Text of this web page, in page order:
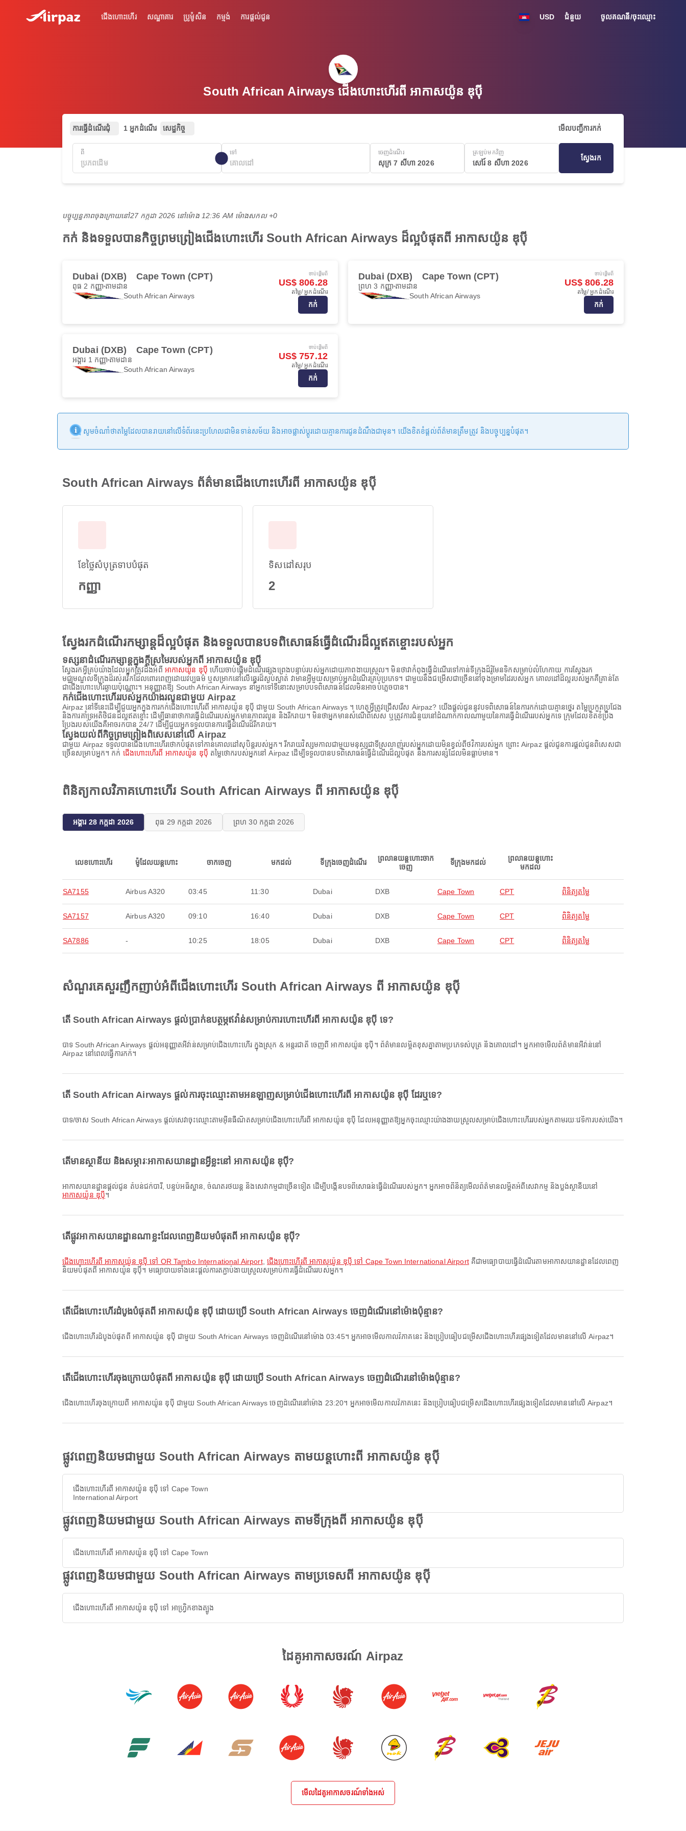
ជើងហោះហើរ សណ្ឋាគារ ប្រូម៉ូសិន កម្មង់ ការផ្តល់ជូន USD ជំនួយ ចូលគណនី/ចុះឈ្មោះ
South African Airways ជើងហោះហើរពី អាកាសយ៉ូន ឌុប៉ី
ការធ្វើដំណើរជុំ 1 អ្នកដំណើរ សេដ្ឋកិច្ច មើលបញ្ជីការកក់
ពី ទៅ ចេញដំណើរ
សុក្រ 7 សីហា 2026
ត្រឡប់មកវិញ
សៅរ៍ 8 សីហា 2026
ស្វែងរក
បច្ចុប្បន្នភាពចុងក្រោយនៅ27 កក្កដា 2026 នៅ​ម៉ោង 12:36 AM ម៉ោង​សកល +0
កក់ និងទទួលបានកិច្ចព្រមព្រៀងជើងហោះហើរ South African Airways ដ៏ល្អបំផុតពី អាកាសយ៉ូន ឌុប៉ី
Dubai (DXB) Cape Town (CPT)
ពុធ 2 កញ្ញា តាមដាន
South African Airways
ចាប់ផ្ដើមពី
US$ 806.28
តម្លៃ/ អ្នកដំណើរ
កក់
Dubai (DXB) Cape Town (CPT)
ព្រហ 3 កញ្ញា តាមដាន
South African Airways
ចាប់ផ្ដើមពី
US$ 806.28
តម្លៃ/ អ្នកដំណើរ
កក់
Dubai (DXB) Cape Town (CPT)
អង្គារ 1 កញ្ញា តាមដាន
South African Airways
ចាប់ផ្ដើមពី
US$ 757.12
តម្លៃ/ អ្នកដំណើរ
កក់
សូមចំណាំថាតម្លៃដែលបានរាយនៅលើទំព័រនេះប្រហែលជាមិនទាន់សម័យ និងអាចផ្លាស់ប្តូរដោយគ្មានការជូនដំណឹងជាមុន។ យើងខិតខំផ្តល់ព័ត៌មានត្រឹមត្រូវ និងបច្ចុប្បន្នបំផុត។
South African Airways ព័ត៌មានជើងហោះហើរពី អាកាសយ៉ូន ឌុប៉ី
ខែថ្លៃសំបុត្រទាបបំផុត
កញ្ញា
ទិសដៅសរុប
2
ស្វែងរកដំណើរកម្សាន្តដ៏ល្អបំផុត និងទទួលបានបទពិសោធន៍ធ្វើដំណើរដ៏ល្អឥតខ្ចោះរបស់អ្នក
ទស្សនាដំណើរកម្សាន្តក្នុងក្តីស្រមៃរបស់អ្នកពី អាកាសយ៉ូន ឌុប៉ី
ស្វែងរកអ្វីគ្រប់យ៉ាងដែលអ្នកត្រូវដឹងអំពី អាកាសយ៉ូន ឌុប៉ី ហើយចាប់ផ្តើមដំណើរផ្សងព្រេងបន្ទាប់របស់អ្នកដោយភាពងាយស្រួល។ មិនថាវាកំពុងធ្វើដំណើរទៅកាន់ទីក្រុងដ៏រ៉ូមែនទិកសម្រាប់លំហែកាយ ការស្វែងរក
មជ្ឈមណ្ឌលទីក្រុងដ៏រស់រវើកដែលពោរពេញដោយវប្បធម៌ ឬសម្រាកនៅលើឆ្នេរដ៏ស្ងប់ស្ងាត់ វាមានអ្វីមួយសម្រាប់អ្នកដំណើរគ្រប់ប្រភេទ។ ជាមួយនឹងជម្រើសជាច្រើននៅចុងម្រាមដៃរបស់អ្នក គោលដៅដ៏ល្អរបស់អ្នកគឺគ្រាន់តែ
ជាជើងហោះហើរឆ្ងាយប៉ុណ្ណោះ។ អនុញ្ញាតឱ្យ South African Airways នាំអ្នកទៅទីនោះសម្រាប់បទពិសោធន៍ដែលមិនអាចបំភ្លេចបាន។
កក់ជើងហោះហើររបស់អ្នកយ៉ាងរលូនជាមួយ Airpaz
Airpaz នៅទីនេះដើម្បីជួយអ្នកក្នុងការកក់ជើងហោះហើរពី អាកាសយ៉ូន ឌុប៉ី ជាមួយ South African Airways ។ ហេតុអ្វីត្រូវជ្រើសរើស Airpaz? យើងផ្តល់ជូននូវបទពិសោធន៍នៃការកក់ដោយគ្មានថ្នេរ តម្លៃប្រកួតប្រជែង
និងការគាំទ្រអតិថិជនដ៏ល្អឥតខ្ចោះ ដើម្បីធានាថាការធ្វើដំណើររបស់អ្នកមានភាពរលូន និងរីករាយ។ មិនថាអ្នកមានសំណើពិសេស ឬត្រូវការជំនួយនៅដំណាក់កាលណាមួយនៃការធ្វើដំណើររបស់អ្នកទេ ក្រុមដែលខិតខំប្រឹង
ប្រែងរបស់យើងគឺអាចរកបាន 24/7 ដើម្បីជួយអ្នកទទួលបានការធ្វើដំណើរដ៏រីករាយ។
ស្វែងយល់ពីកិច្ចព្រមព្រៀងពិសេសនៅលើ Airpaz
ជាមួយ Airpaz ទទួលបានជើងហោះហើរថោកបំផុតទៅកាន់គោលដៅសុបិន្តរបស់អ្នក។ រីករាយវិស្សមកាលជាមួយមនុស្សជាទីស្រលាញ់របស់អ្នកដោយមិនខ្វល់ពីថវិការបស់អ្នក ព្រោះ Airpaz ផ្តល់ជូនការផ្តល់ជូនពិសេសជា
ច្រើនសម្រាប់អ្នក។ កក់ ជើងហោះហើរពី អាកាសយ៉ូន ឌុប៉ី តម្លៃថោករបស់អ្នកនៅ Airpaz ដើម្បីទទួលបានបទពិសោធន៍ធ្វើដំណើរដ៏ល្អបំផុត និងការសន្សំដែលមិនធ្លាប់មាន។
ពិនិត្យកាលវិភាគហោះហើរ South African Airways ពី អាកាសយ៉ូន ឌុប៉ី
អង្គារ 28 កក្កដា 2026 ពុធ 29 កក្កដា 2026 ព្រហ 30 កក្កដា 2026
លេខហោះហើរ ម៉ូដែលយន្តហោះ ចាកចេញ មកដល់ ទីក្រុងចេញដំណើរ
ព្រលានយន្តហោះចាក
ចេញ
ទីក្រុងមកដល់
ព្រលានយន្តហោះ
មកដល់
SA7155 Airbus A320 03:45 11:30 Dubai DXB Cape Town CPT ពិនិត្យតម្លៃ
SA7157 Airbus A320 09:10 16:40 Dubai DXB Cape Town CPT ពិនិត្យតម្លៃ
SA7886 - 10:25 18:05 Dubai DXB Cape Town CPT ពិនិត្យតម្លៃ
សំណួរគេសួរញឹកញាប់អំពីជើងហោះហើរ South African Airways ពី អាកាសយ៉ូន ឌុប៉ី
តើ South African Airways ផ្តល់ប្រាក់ឧបត្ថម្ភឥវ៉ាន់សម្រាប់ការហោះហើរពី អាកាសយ៉ូន ឌុប៉ី ទេ?
បាទ South African Airways ផ្តល់អនុញ្ញាតអីវ៉ាន់សម្រាប់ជើងហោះហើរ ក្នុងស្រុក & អន្តរជាតិ ចេញពី អាកាសយ៉ូន ឌុប៉ី។ ព័ត៌មានលម្អិតខុសគ្នាតាមប្រភេទសំបុត្រ និងគោលដៅ។ អ្នកអាចមើលព័ត៌មានអីវ៉ាន់នៅ
Airpaz នៅពេលធ្វើការកក់។
តើ South African Airways ផ្តល់ការចុះឈ្មោះតាមអនឡាញសម្រាប់ជើងហោះហើរពី អាកាសយ៉ូន ឌុប៉ី ដែរឬទេ?
បាទ/ចាស South African Airways ផ្តល់សេវាចុះឈ្មោះតាមអ៊ីនធឺណិតសម្រាប់ជើងហោះហើរពី អាកាសយ៉ូន ឌុប៉ី ដែលអនុញ្ញាតឱ្យអ្នកចុះឈ្មោះយ៉ាងងាយស្រួលសម្រាប់ជើងហោះហើររបស់អ្នកតាមរយៈវេទិការបស់យើង។
តើមានស្ថានីយ និងសម្ភារៈអាកាសយានដ្ឋានអ្វីខ្លះនៅ អាកាសយ៉ូន ឌុប៉ី?
អាកាសយានដ្ឋានផ្តល់ជូន តំបន់ជក់បារី, បន្ទប់អធិស្ឋាន, ចំណតរថយន្ត និងសេវាកម្មជាច្រើនទៀត ដើម្បីបង្កើនបទពិសោធន៍ធ្វើដំណើររបស់អ្នក។ អ្នកអាចពិនិត្យមើលព័ត៌មានលម្អិតអំពីសេវាកម្ម និងប្លង់ស្ថានីយនៅ
អាកាសយ៉ូន ឌុប៉ី។
តើផ្លូវអាកាសយានដ្ឋានណាខ្លះដែលពេញនិយមបំផុតពី អាកាសយ៉ូន ឌុប៉ី?
ជើងហោះហើរពី អាកាសយ៉ូន ឌុប៉ី ទៅ OR Tambo International Airport,ជើងហោះហើរពី អាកាសយ៉ូន ឌុប៉ី ទៅ Cape Town International Airportគឺជាមធ្យោបាយធ្វើដំណើរតាមអាកាសយានដ្ឋានដែលពេញ
និយមបំផុតពី អាកាសយ៉ូន ឌុប៉ី។ មធ្យោបាយទាំងនេះផ្តល់ការតភ្ជាប់ងាយស្រួលសម្រាប់ការធ្វើដំណើររបស់អ្នក។
តើជើងហោះហើរដំបូងបំផុតពី អាកាសយ៉ូន ឌុប៉ី ដោយប្រើ South African Airways ចេញដំណើរនៅម៉ោងប៉ុន្មាន?
ជើងហោះហើរដំបូងបំផុតពី អាកាសយ៉ូន ឌុប៉ី ជាមួយ South African Airways ចេញដំណើរនៅម៉ោង 03:45។ អ្នកអាចមើលកាលវិភាគនេះ និងប្រៀបធៀបជម្រើសជើងហោះហើរផ្សេងទៀតដែលមាននៅលើ Airpaz។
តើជើងហោះហើរចុងក្រោយបំផុតពី អាកាសយ៉ូន ឌុប៉ី ដោយប្រើ South African Airways ចេញដំណើរនៅម៉ោងប៉ុន្មាន?
ជើងហោះហើរចុងក្រោយពី អាកាសយ៉ូន ឌុប៉ី ជាមួយ South African Airways ចេញដំណើរនៅម៉ោង 23:20។ អ្នកអាចមើលកាលវិភាគនេះ និងប្រៀបធៀបជម្រើសជើងហោះហើរផ្សេងទៀតដែលមាននៅលើ Airpaz។
ផ្លូវពេញនិយមជាមួយ South African Airways តាមយន្តហោះពី អាកាសយ៉ូន ឌុប៉ី
ជើងហោះហើរពី អាកាសយ៉ូន ឌុប៉ី ទៅ Cape Town
International Airport
ផ្លូវពេញនិយមជាមួយ South African Airways តាមទីក្រុងពី អាកាសយ៉ូន ឌុប៉ី
ជើងហោះហើរពី អាកាសយ៉ូន ឌុប៉ី ទៅ Cape Town
ផ្លូវពេញនិយមជាមួយ South African Airways តាមប្រទេសពី អាកាសយ៉ូន ឌុប៉ី
ជើងហោះហើរពី អាកាសយ៉ូន ឌុប៉ី ទៅ អាហ្វ្រិកខាងត្បូង
ដៃគូអាកាសចរណ៍ Airpaz
មើលដៃគូអាកាសចរណ៍ទាំងអស់